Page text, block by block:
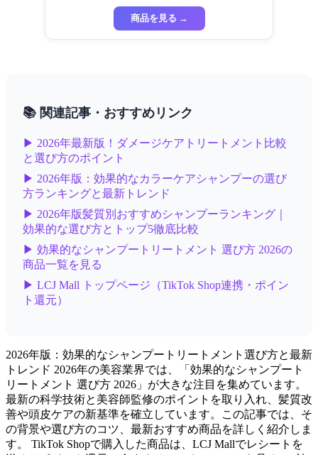
商品を見る →
📚 関連記事・おすすめリンク
▶ 2026年最新版！ダメージケアトリートメント比較
と選び方のポイント
▶ 2026年版：効果的なカラーケアシャンプーの選び
方ランキングと最新トレンド
▶ 2026年版髪質別おすすめシャンプーランキング｜
効果的な選び方とトップ5徹底比較
▶ 効果的なシャンプートリートメント 選び方 2026の
商品一覧を見る
▶ LCJ Mall トップページ（TikTok Shop連携・ポイン
ト還元）
2026年版：効果的なシャンプートリートメント選び方と最新
トレンド 2026年の美容業界では、「効果的なシャンプート
リートメント 選び方 2026」が大きな注目を集めています。
最新の科学技術と美容師監修のポイントを取り入れ、髪質改
善や頭皮ケアの新基準を確立しています。この記事では、そ
の背景や選び方のコツ、最新おすすめ商品を詳しく紹介しま
す。 TikTok Shopで購入した商品は、LCJ Mallでレシートを